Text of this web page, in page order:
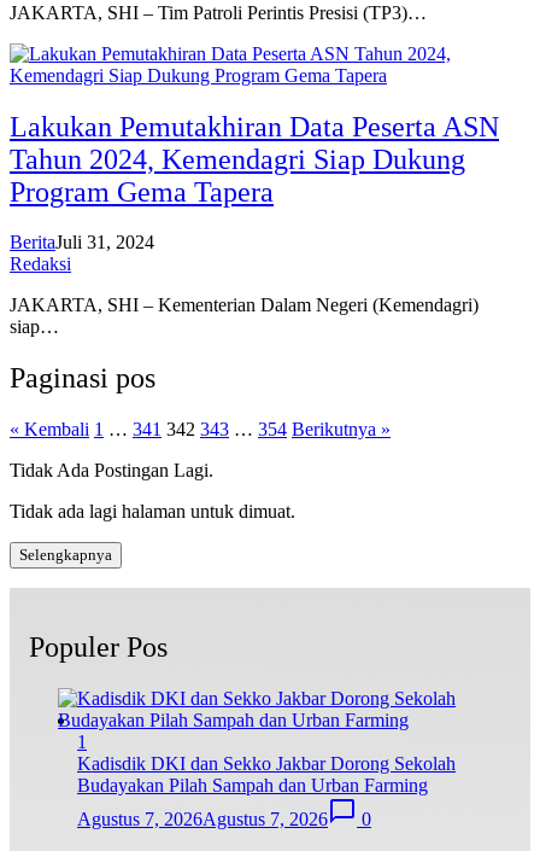
JAKARTA, SHI – Tim Patroli Perintis Presisi (TP3)…
Lakukan Pemutakhiran Data Peserta ASN
Tahun 2024, Kemendagri Siap Dukung
Program Gema Tapera
BeritaJuli 31, 2024
Redaksi
JAKARTA, SHI – Kementerian Dalam Negeri (Kemendagri)
siap…
Paginasi pos
« Kembali 1 … 341 342 343 … 354 Berikutnya »
Tidak Ada Postingan Lagi.
Tidak ada lagi halaman untuk dimuat.
Selengkapnya
Populer Pos
1
Kadisdik DKI dan Sekko Jakbar Dorong Sekolah
Budayakan Pilah Sampah dan Urban Farming
Agustus 7, 2026Agustus 7, 2026 0